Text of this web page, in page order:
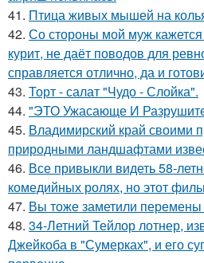
41. Птица живых мышей на
42. Со стороны мой муж
курит, не даёт поводов для
справляется отлично, да и
43. Торт - салат "Чудо - Слойка".
44. "ЭТО Ужасающе И
45. Владимирский край своими
природными ландшафтами
46. Все привыкли видеть 58-
комедийных ролях, но этот
47. Вы тоже заметили перемены
48. 34-Летний Тейлор лотнер,
Джейкоба в "Сумерках", и его